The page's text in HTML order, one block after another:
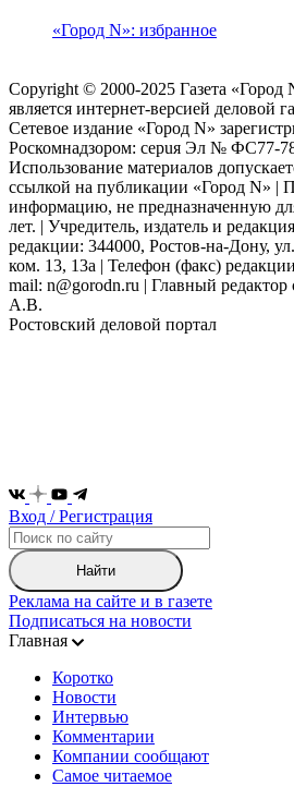
«Город N»: избранное
Copyright © 2000-2025 Газета «Город
является интернет-версией деловой
Сетевое издание «Город N»
Роскомнадзором: серuя Эл № ФС77-
Использование материалов
ссылкой на публикации «Город N» |
информацию, не предназначенную
лет. | Учредитель, издатель и
редакции: 344000, Ростов-на-Дону,
ком. 13, 13а | Телефон (факс)
mail: n@gorodn.ru | Главный
А.В.
Ростовский деловой портал
Вход / Регистрация
Найти
Реклама на сайте и в газете
Подписаться на новости
Главная
Коротко
Новости
Интервью
Комментарии
Компании сообщают
Самое читаемое